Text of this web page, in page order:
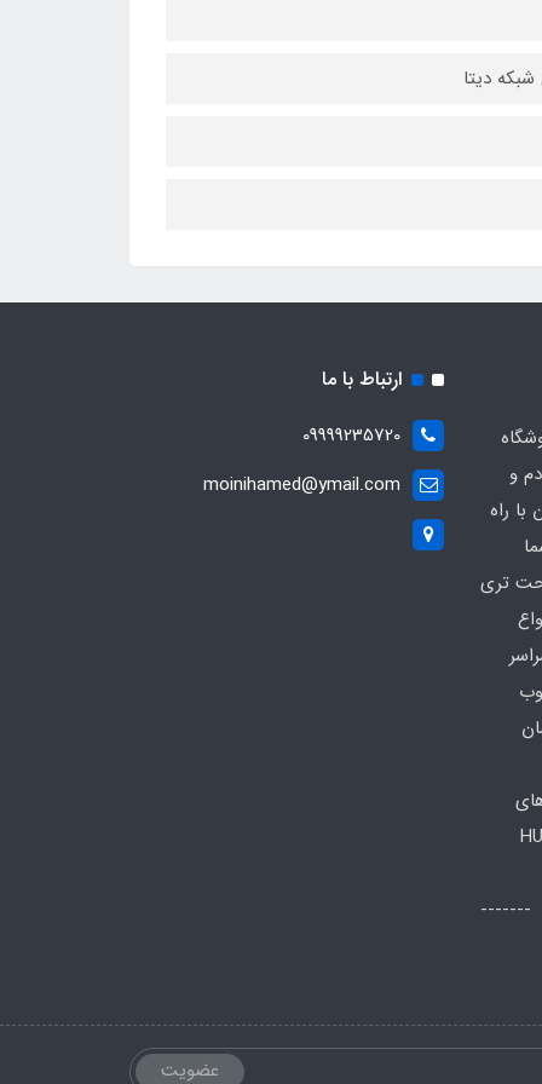
و
راه
تری
تماس: صبح ها: 8 الی 13 -------
ارتباط با ما
09999235720
moinihamed@ymail.com
عضویت